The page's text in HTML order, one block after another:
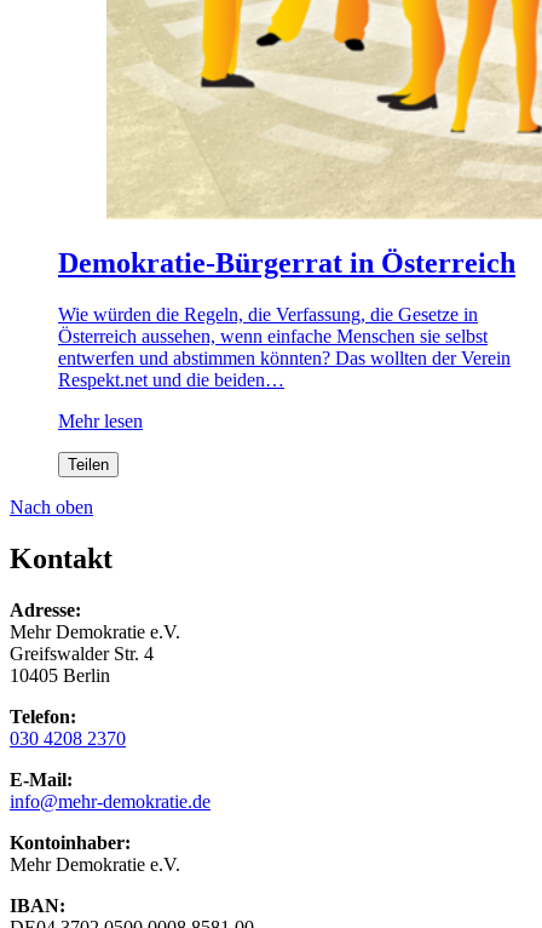
Demokratie-Bürgerrat in Österreich
Wie würden die Regeln, die Verfassung, die Gesetze in
Österreich aussehen, wenn einfache Menschen sie selbst
entwerfen und abstimmen könnten? Das wollten der Verein
Respekt.net und die beiden…
Mehr lesen
Teilen
Nach oben
Kontakt
Adresse:
Mehr Demokratie e.V.
Greifswalder Str. 4
10405 Berlin
Telefon:
030 4208 2370
E-Mail:
info@mehr-demokratie.de
Kontoinhaber:
Mehr Demokratie e.V.
IBAN: